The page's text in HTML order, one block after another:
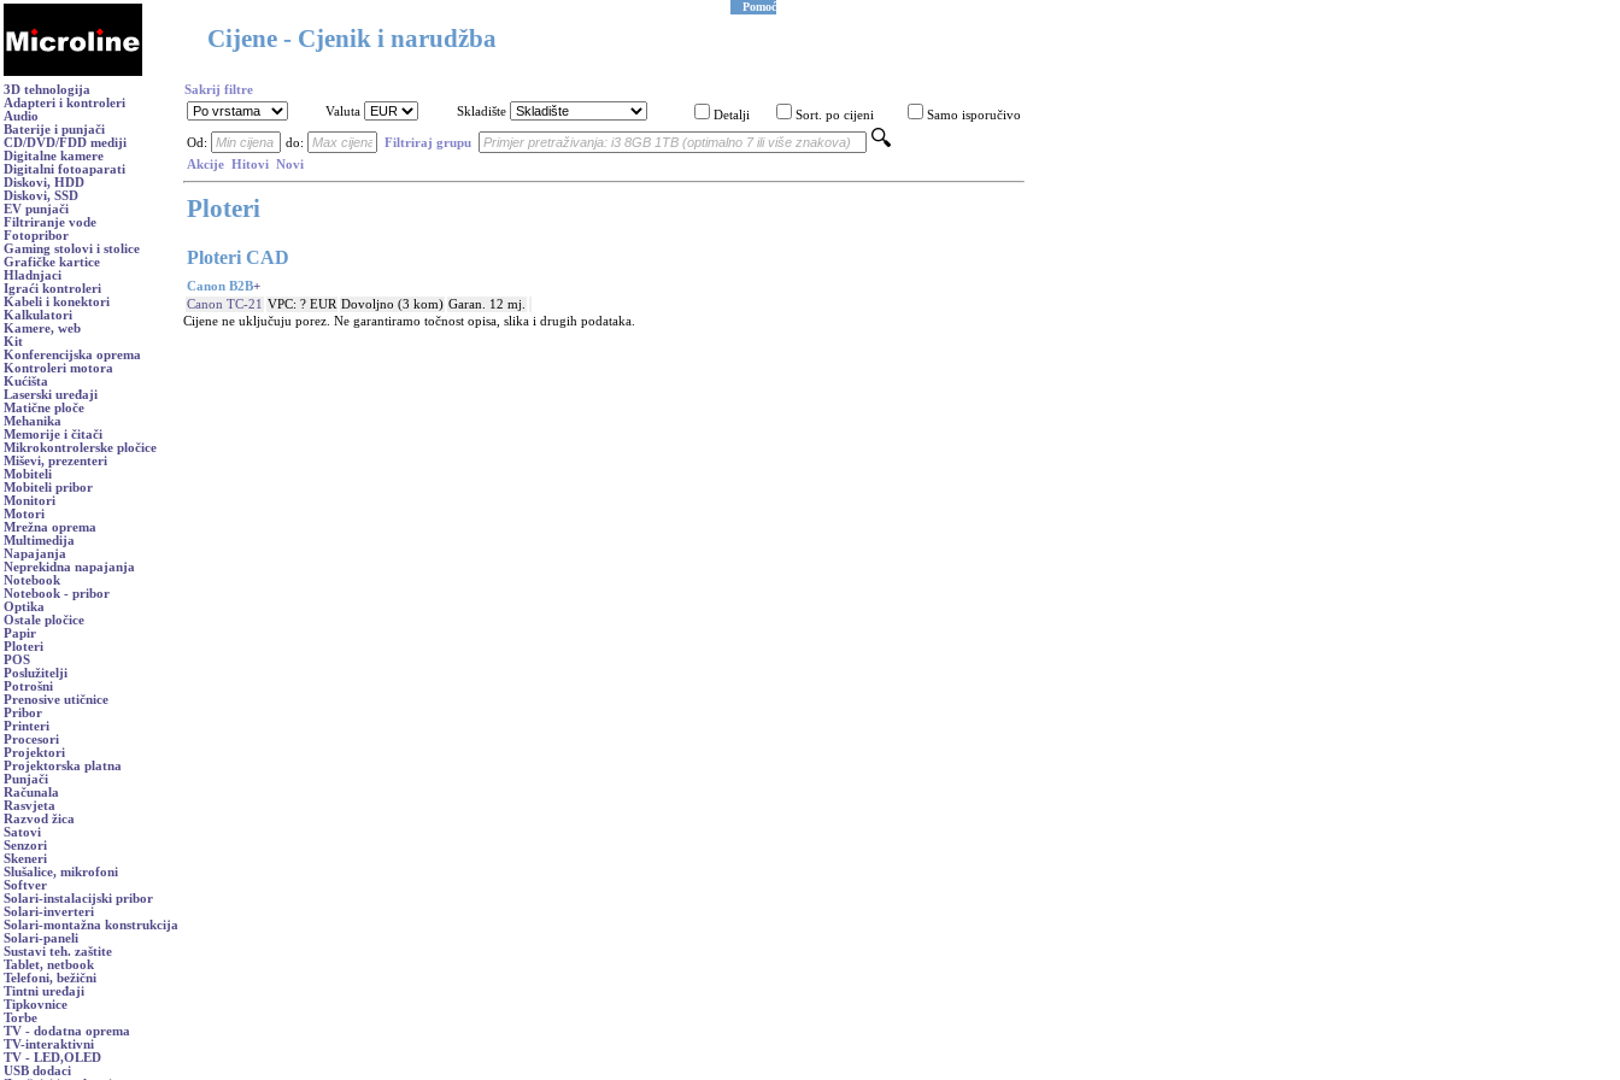
Cijene - Cjenik i narudžba
Pomoć
3D tehnologija
Adapteri i kontroleri
Audio
Baterije i punjači
CD/DVD/FDD mediji
Digitalne kamere
Digitalni fotoaparati
Diskovi, HDD
Diskovi, SSD
EV punjači
Filtriranje vode
Fotopribor
Gaming stolovi i stolice
Grafičke kartice
Hladnjaci
Igraći kontroleri
Kabeli i konektori
Kalkulatori
Kamere, web
Kit
Konferencijska oprema
Kontroleri motora
Kućišta
Laserski uređaji
Matične ploče
Mehanika
Memorije i čitači
Mikrokontrolerske pločice
Miševi, prezenteri
Mobiteli
Mobiteli pribor
Monitori
Motori
Mrežna oprema
Multimedija
Napajanja
Neprekidna napajanja
Notebook
Notebook - pribor
Optika
Ostale pločice
Papir
Ploteri
POS
Poslužitelji
Potrošni
Prenosive utičnice
Pribor
Printeri
Procesori
Projektori
Projektorska platna
Punjači
Računala
Rasvjeta
Razvod žica
Satovi
Senzori
Skeneri
Slušalice, mikrofoni
Softver
Solari-instalacijski pribor
Solari-inverteri
Solari-montažna konstrukcija
Solari-paneli
Sustavi teh. zaštite
Tablet, netbook
Telefoni, bežični
Tintni uređaji
Tipkovnice
Torbe
TV - dodatna oprema
TV-interaktivni
TV - LED,OLED
USB dodaci
Sakrij filtre
Valuta
Skladište Detalji Sort. po cijeni Samo isporučivo
Od: do:
Filtriraj grupu
Akcije Hitovi Novi
Ploteri
Ploteri CAD
Canon B2B+
Canon TC-21
VPC: ? EUR Dovoljno (3 kom) Garan. 12 mj.
Cijene ne uključuju porez. Ne garantiramo točnost opisa, slika i drugih podataka.